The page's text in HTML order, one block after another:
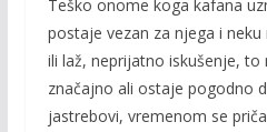
Teško onome koga kafana
postaje vezan za njega i
ili laž, neprijatno iskušenje, to
značajno ali ostaje pogodno
jastrebovi, vremenom se